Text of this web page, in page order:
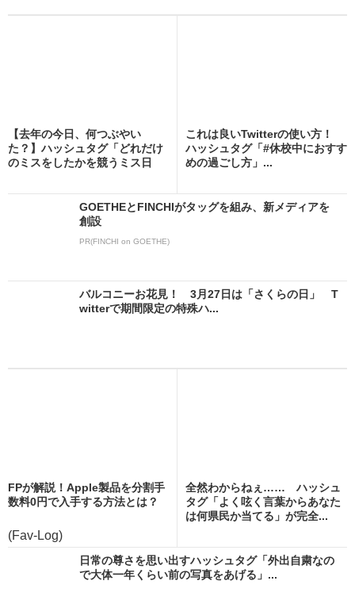
【去年の今日、何つぶやい
た？】ハッシュタグ「どれだけ
のミスをしたかを競うミス日
これは良いTwitterの使い方！
ハッシュタグ「#休校中におすす
めの過ごし方」...
GOETHEとFINCHIがタッグを組み、新メディアを
創設
PR(FINCHI on GOETHE)
バルコニーお花見！ 3月27日は「さくらの日」 T
witterで期間限定の特殊ハ...
FPが解説！Apple製品を分割手
数料0円で入手する方法とは？
(Fav-Log)
全然わからねぇ…… ハッシュ
タグ「よく呟く言葉からあなた
は何県民か当てる」が完全...
日常の尊さを思い出すハッシュタグ「外出自粛なの
で大体一年くらい前の写真をあげる」...